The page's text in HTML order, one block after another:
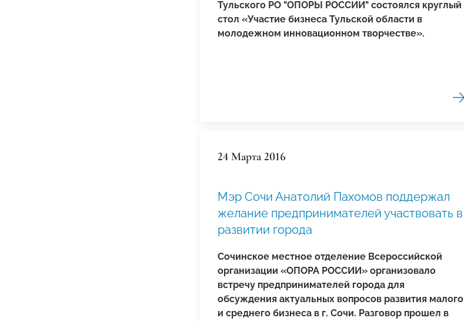
Тульского РО "ОПОРЫ РОССИИ" состоялся круглый
стол «Участие бизнеса Тульской области в
молодежном инновационном творчестве».
24 Марта 2016
Мэр Сочи Анатолий Пахомов поддержал
желание предпринимателей участвовать в
развитии города
Сочинское местное отделение Всероссийской
организации «ОПОРА РОССИИ» организовало
встречу предпринимателей города для
обсуждения актуальных вопросов развития малого
и среднего бизнеса в г. Сочи. Разговор прошел в